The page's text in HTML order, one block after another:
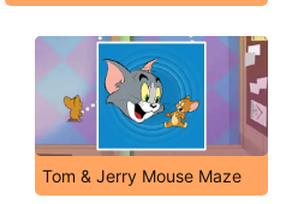
Tom & Jerry Mouse Maze